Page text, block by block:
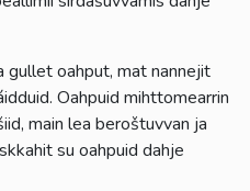
oahput, mat nannejit
Oahpuid mihttomearrin
main lea beroštuvvan ja
su oahpuid dahje